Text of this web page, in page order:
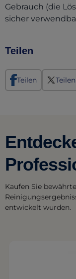
Gebrauch (die
sicher
Teilen
Teilen Teilen
Kaufen Sie
entwickelt wurden.